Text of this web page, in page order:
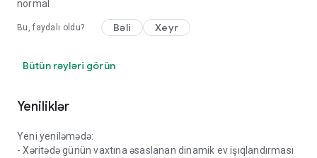
normal
Bu, faydalı oldu? Bəli Xeyr
Bütün rəyləri görün
Yeniliklər
Yeni yeniləmədə:
- Xəritədə günün vaxtına əsaslanan dinamik ev işıqlandırması